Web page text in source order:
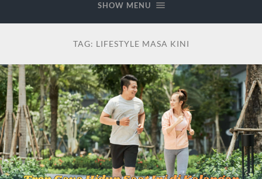
SHOW MENU
TAG: LIFESTYLE MASA KINI